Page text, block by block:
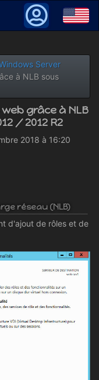
Server
à NLB sous
grâce à NLB
/ 2012 R2
2018 à 16:20
réseau (NLB)
d'ajout de rôles et de